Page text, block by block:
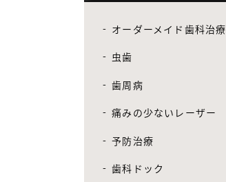
オーダーメイド歯科治療
虫歯
歯周病
痛みの少ないレーザー
予防治療
歯科ドック